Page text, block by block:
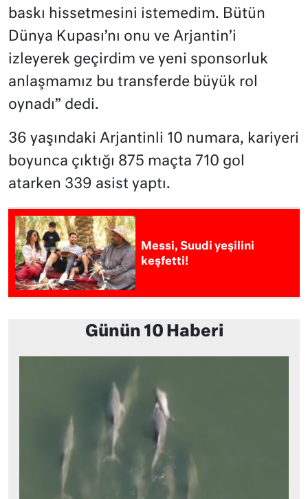
baskı hissetmesini istemedim. Bütün
Dünya Kupası’nı onu ve Arjantin’i
izleyerek geçirdim ve yeni sponsorluk
anlaşmamız bu transferde büyük rol
oynadı” dedi.
36 yaşındaki Arjantinli 10 numara, kariyeri
boyunca çıktığı 875 maçta 710 gol
atarken 339 asist yaptı.
Messi, Suudi yeşilini
keşfetti!
Günün 10 Haberi